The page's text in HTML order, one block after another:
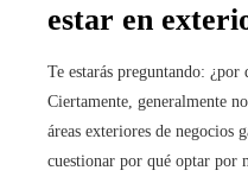
estar en
Te estarás preguntando:
Ciertamente, generalmente
áreas exteriores de negocios
cuestionar por qué optar por